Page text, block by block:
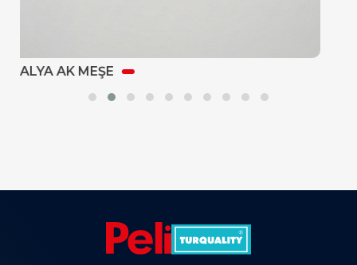
TALYA ANDEZİT